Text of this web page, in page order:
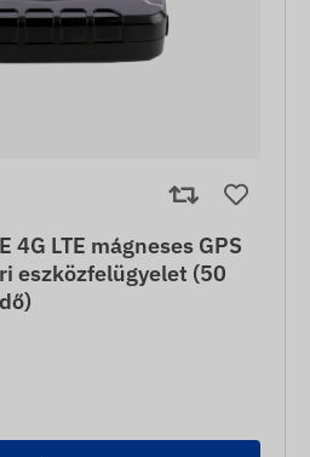
4G LTE mágneses GPS
eszközfelügyelet (50